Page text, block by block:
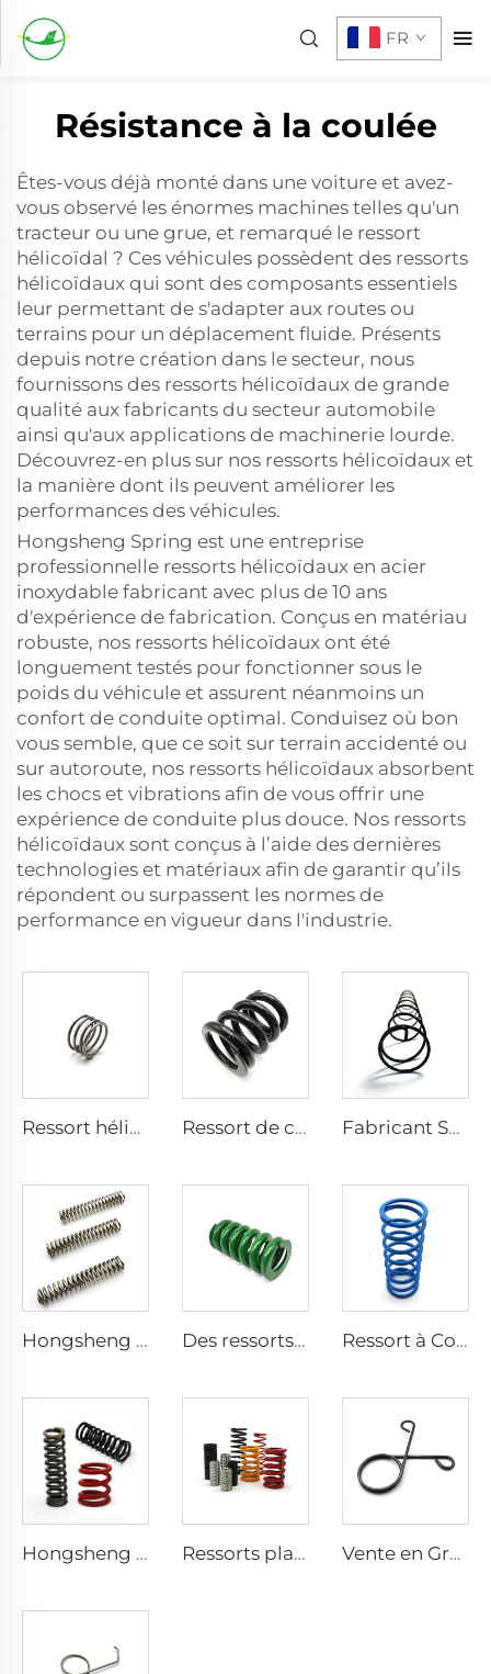
FR
Résistance à la coulée
Êtes-vous déjà monté dans une voiture et avez-
vous observé les énormes machines telles qu'un
tracteur ou une grue, et remarqué le ressort
hélicoïdal ? Ces véhicules possèdent des ressorts
hélicoïdaux qui sont des composants essentiels
leur permettant de s'adapter aux routes ou
terrains pour un déplacement fluide. Présents
depuis notre création dans le secteur, nous
fournissons des ressorts hélicoïdaux de grande
qualité aux fabricants du secteur automobile
ainsi qu'aux applications de machinerie lourde.
Découvrez-en plus sur nos ressorts hélicoïdaux et
la manière dont ils peuvent améliorer les
performances des véhicules.
Hongsheng Spring est une entreprise
professionnelle ressorts hélicoïdaux en acier
inoxydable fabricant avec plus de 10 ans
d'expérience de fabrication. Conçus en matériau
robuste, nos ressorts hélicoïdaux ont été
longuement testés pour fonctionner sous le
poids du véhicule et assurent néanmoins un
confort de conduite optimal. Conduisez où bon
vous semble, que ce soit sur terrain accidenté ou
sur autoroute, nos ressorts hélicoïdaux absorbent
les chocs et vibrations afin de vous offrir une
expérience de conduite plus douce. Nos ressorts
hélicoïdaux sont conçus à l’aide des dernières
technologies et matériaux afin de garantir qu’ils
répondent ou surpassent les normes de
performance en vigueur dans l'industrie.
Ressort hélicoïdal de compression en nickel conforme à CE, ISO, IATF 16949, utilisé dans divers domaines Ressort de compression à enroulement noir finition SUS 304 pour moto Fabricant Spirale Acier Inoxydable Distributeur Automatiqueressorts Sur Mesure Ressort à Compression Enroulé
Hongsheng Mémoire Alliage Titane Nitinol Ressort à Compression Enroulé Des ressorts à compression en spirale sur mesure sont utilisés dans l'industrie Ressort à Compression 0,01 12mm Résistant À La Fatigue Pour Machines Sur Mesure
Hongsheng Inox Plat en Gros Métaux Bobine de ressorts à compression Ressorts plats Hongsheng 10cm Ressort à compression Enroulé Vente en Gros Ressort à Cône Ajustable Double Spirale Fil Inoxydable Ressort à Torsion